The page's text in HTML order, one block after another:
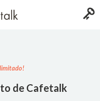
de Cafetalk